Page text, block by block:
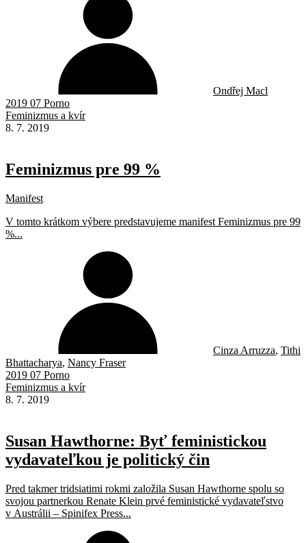
Ondřej Macl
2019 07 Porno
Feminizmus a kvír
8. 7. 2019
Feminizmus pre 99 %
Manifest
V tomto krátkom výbere predstavujeme manifest Feminizmus pre 99
%...
Cinza Arruzza, Tithi
Bhattacharya, Nancy Fraser
2019 07 Porno
Feminizmus a kvír
8. 7. 2019
Susan Hawthorne: Byť feministickou
vydavateľkou je politický čin
Pred takmer tridsiatimi rokmi založila Susan Hawthorne spolu so
svojou partnerkou Renate Klein prvé feministické vydavateľstvo
v Austrálii – Spinifex Press...